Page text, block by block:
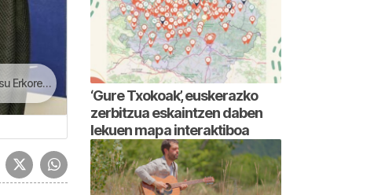
Izarretan
‘Gure Txokoak’, euskerazko
zerbitzua eskaintzen daben
lekuen mapa interaktiboa